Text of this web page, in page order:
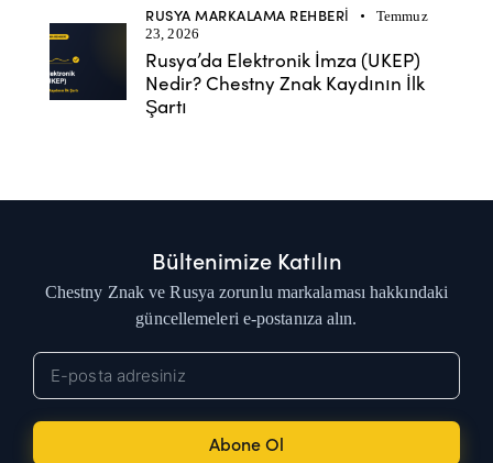
RUSYA MARKALAMA REHBERI
Temmuz
23, 2026
Rusya’da Elektronik İmza (UKEP)
Nedir? Chestny Znak Kaydının İlk
Şartı
Bültenimize Katılın
Chestny Znak ve Rusya zorunlu markalaması hakkındaki
güncellemeleri e-postanıza alın.
Abone Ol